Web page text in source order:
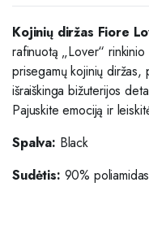
Kojinių diržas Fiore
rafinuotą „Lover“
prisegamų kojinių diržas,
išraiškinga bižuterijos
Pajuskite emociją ir
Spalva: Black
Sudėtis: 90%